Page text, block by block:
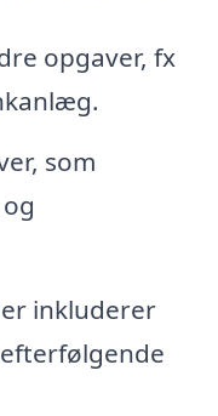
opgaver, fx
som
inkluderer